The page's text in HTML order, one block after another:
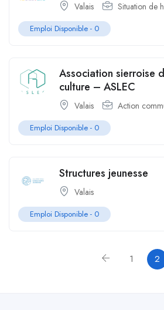
Valais Situation de
Emploi Disponible - 0
Association sierroise
culture – ASLEC
Valais Action
Emploi Disponible - 0
Structures jeunesse
Valais
Emploi Disponible - 0
1 2